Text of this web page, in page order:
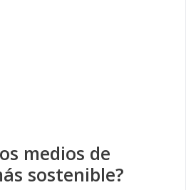
medios de
sostenible?